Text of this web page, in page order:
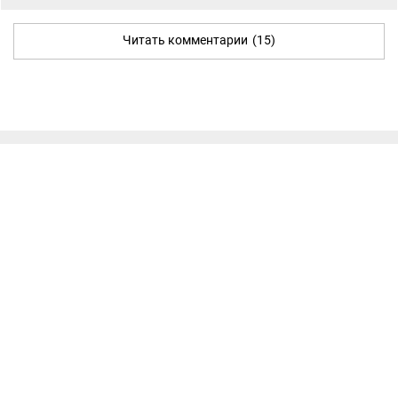
Читать комментарии (15)